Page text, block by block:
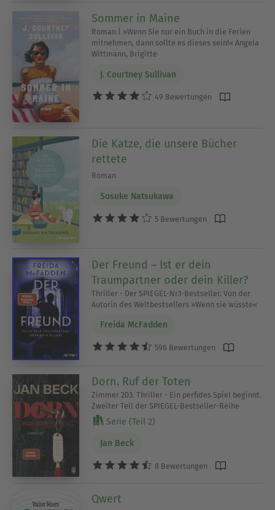
Sommer in Maine
Roman | »Wenn Sie nur ein Buch in die Ferien
mitnehmen, dann sollte es dieses sein!« Angela
Wittmann, Brigitte
J. Courtney Sullivan
49 Bewertungen
Die Katze, die unsere Bücher
rettete
Roman
Sosuke Natsukawa
5 Bewertungen
Der Freund – Ist er dein
Traumpartner oder dein Killer?
Thriller - Der SPIEGEL-Nr.1-Bestseller. Von der
Autorin des Weltbestsellers »Wenn sie wüsste«
Freida McFadden
596 Bewertungen
Dorn. Ruf der Toten
Zimmer 203. Thriller - Ein perfides Spiel beginnt.
Zweiter Teil der SPIEGEL-Bestseller-Reihe
Serie (Teil 2)
Jan Beck
8 Bewertungen
Qwert